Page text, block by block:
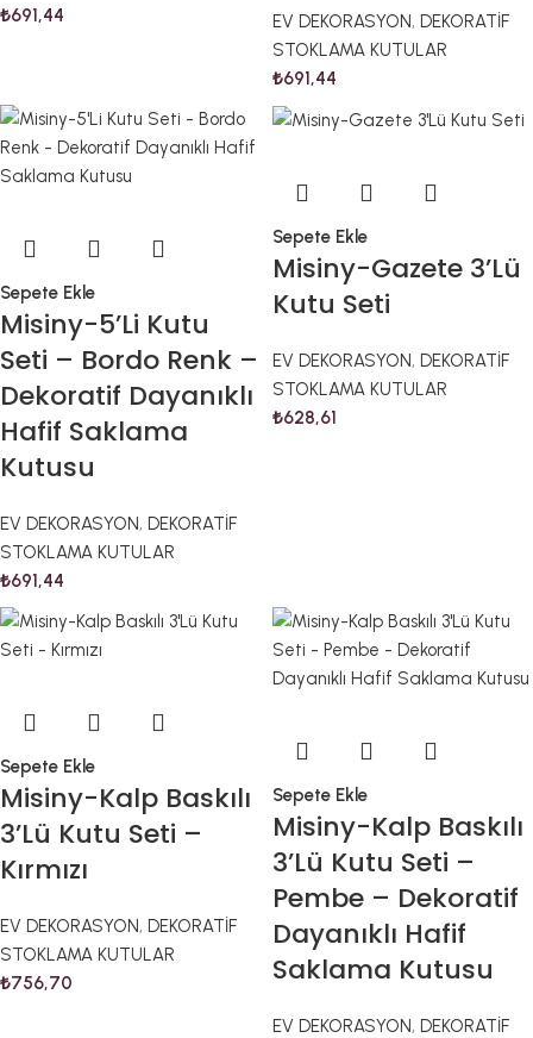
₺691,44 EV DEKORASYON, DEKORATİF
STOKLAMA KUTULAR
₺691,44
Sepete Ekle
Misiny-5’Li Kutu
Seti – Bordo Renk –
Dekoratif Dayanıklı
Hafif Saklama
Kutusu
EV DEKORASYON, DEKORATİF
STOKLAMA KUTULAR
₺691,44
Sepete Ekle
Misiny-Gazete 3’Lü
Kutu Seti
EV DEKORASYON, DEKORATİF
STOKLAMA KUTULAR
₺628,61
Sepete Ekle
Misiny-Kalp Baskılı
3’Lü Kutu Seti –
Kırmızı
EV DEKORASYON, DEKORATİF
STOKLAMA KUTULAR
₺756,70
Sepete Ekle
Misiny-Kalp Baskılı
3’Lü Kutu Seti –
Pembe – Dekoratif
Dayanıklı Hafif
Saklama Kutusu
EV DEKORASYON, DEKORATİF